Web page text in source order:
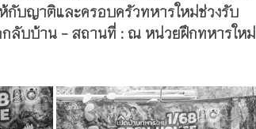
กับญาติและครอบครัวทหารใหม่ช่วงรับ
กลับบ้าน - สถานที่ : ณ หน่วยฝึกทหารใหม่